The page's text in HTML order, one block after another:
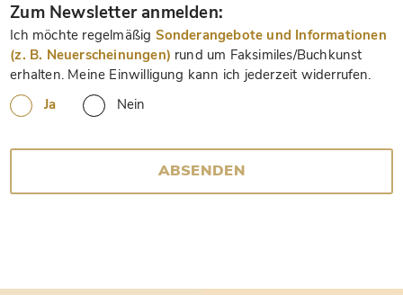
Zum Newsletter anmelden:
Ich möchte regelmäßig Sonderangebote und Informationen
(z. B. Neuerscheinungen) rund um Faksimiles/Buchkunst
erhalten. Meine Einwilligung kann ich jederzeit widerrufen.
Ja
Nein
ABSENDEN